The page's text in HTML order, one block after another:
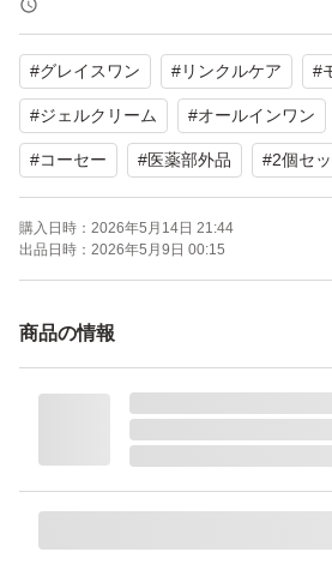
す。急ぎの方はご遠慮ください。
す。
②ガラス商品以外は簡易梱包です。
います。完璧を求める方はご遠慮く
出品されている商品でご検討下さい
④正規品のみの取り扱い
ブランドの直営店や正式な代理店を
質と真正性が保証された商品です
#グレイスワン #リンクルケア #
#ジェルクリーム #オールインワン
#コーセー #医薬部外品 #2個セ
購入日時： 2026年5月14日 21:44
出品日時： 2026年5月9日 00:15
商品の情報